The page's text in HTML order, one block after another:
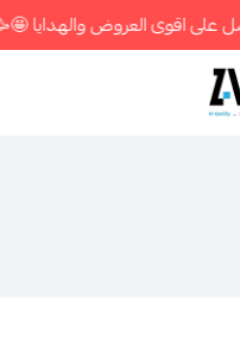
اقوى العروض والهدايا 🤩🥳
زاج ستور